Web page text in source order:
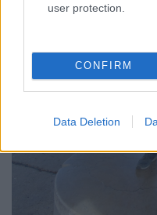
user protection.
CONFIRM
Data Deletion